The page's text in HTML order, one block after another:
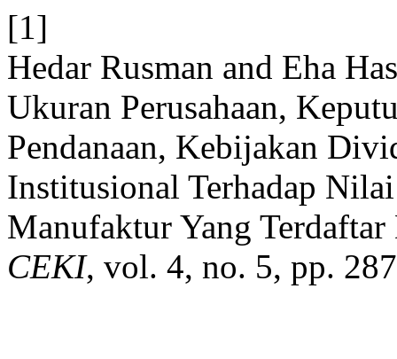
[1]
Hedar Rusman and Eha
Ukuran Perusahaan,
Pendanaan, Kebijakan
Institusional Terhadap Nilai
Manufaktur Yang
CEKI, vol. 4, no. 5, pp.